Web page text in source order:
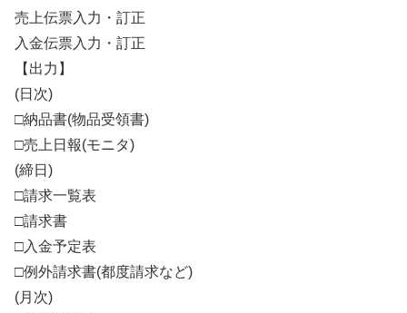
売上伝票入力・訂正
入金伝票入力・訂正
【出力】
(日次)
□納品書(物品受領書)
□売上日報(モニタ)
(締日)
□請求一覧表
□請求書
□入金予定表
□例外請求書(都度請求など)
(月次)